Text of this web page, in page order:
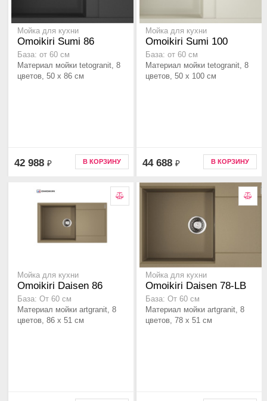
Мойка для кухни
Omoikiri Sumi 86
База: от 60 см
Материал мойки tetogranit, 8
цветов, 50 x 86 см
42 988 ₽ В КОРЗИНУ
Мойка для кухни
Omoikiri Sumi 100
База: от 60 см
Материал мойки tetogranit, 8
цветов, 50 x 100 см
44 688 ₽ В КОРЗИНУ
Мойка для кухни
Omoikiri Daisen 86
База: От 60 см
Материал мойки artgranit, 8
цветов, 86 x 51 см
Мойка для кухни
Omoikiri Daisen 78-LB
База: От 60 см
Материал мойки artgranit, 8
цветов, 78 x 51 см